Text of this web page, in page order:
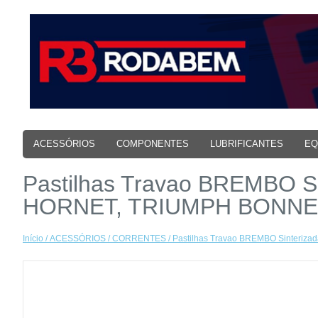
ACESSÓRIOS COMPONENTES LUBRIFICANTES
Pastilhas Travao BREMBO
HORNET, TRIUMPH
Início /ACESSÓRIOS /CORRENTES / Pastilhas Travao BREMBO